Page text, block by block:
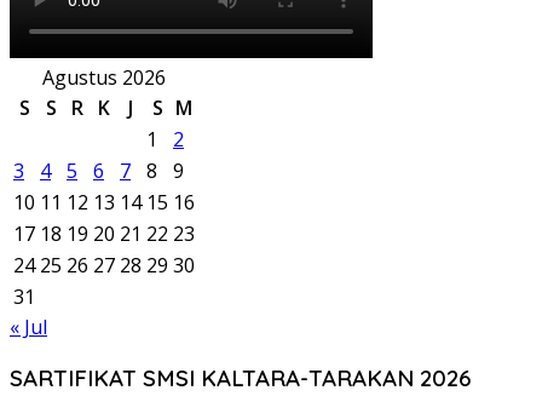
Agustus 2026
S
S R K J S M
1
2
3
4 5 6 7 8
9
10 11 12 13 14 15 16
17 18 19 20 21 22 23
24 25 26 27 28 29 30
31
« Jul
SARTIFIKAT SMSI KALTARA-TARAKAN 2026